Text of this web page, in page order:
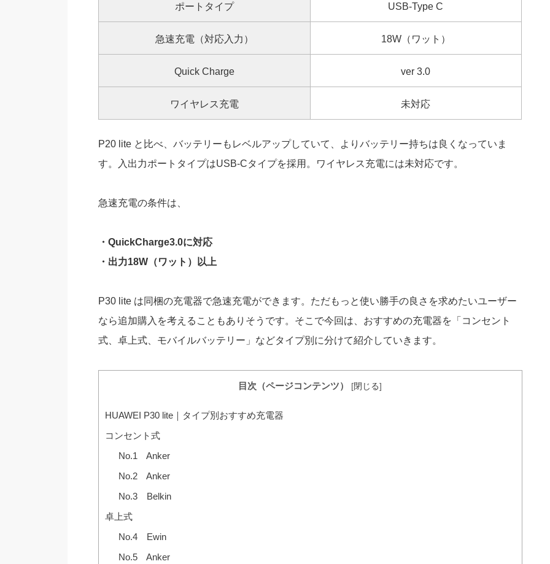
ポートタイプ USB-Type C
急速充電（対応入力） 18W（ワット）
Quick Charge ver 3.0
ワイヤレス充電 未対応
P20 lite と比べ、バッテリーもレベルアップしていて、よりバッテリー持ちは良くなっていま
す。入出力ポートタイプはUSB-Cタイプを採用。ワイヤレス充電には未対応です。
急速充電の条件は、
・QuickCharge3.0に対応
・出力18W（ワット）以上
P30 lite は同梱の充電器で急速充電ができます。ただもっと使い勝手の良さを求めたいユーザー
なら追加購入を考えることもありそうです。そこで今回は、おすすめの充電器を「コンセント
式、卓上式、モバイルバッテリー」などタイプ別に分けて紹介していきます。
目次（ページコンテンツ） [閉じる]
HUAWEI P30 lite｜タイプ別おすすめ充電器
コンセント式
No.1 Anker
No.2 Anker
No.3 Belkin
卓上式
No.4 Ewin
No.5 Anker